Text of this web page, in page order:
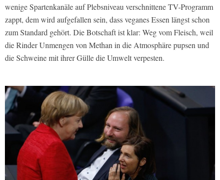
wenige Spartenkanäle auf Plebsniveau verschnittene TV-Programm
zappt, dem wird aufgefallen sein, dass veganes Essen längst schon
zum Standard gehört. Die Botschaft ist klar: Weg vom Fleisch, weil
die Rinder Unmengen von Methan in die Atmosphäre pupsen und
die Schweine mit ihrer Gülle die Umwelt verpesten.